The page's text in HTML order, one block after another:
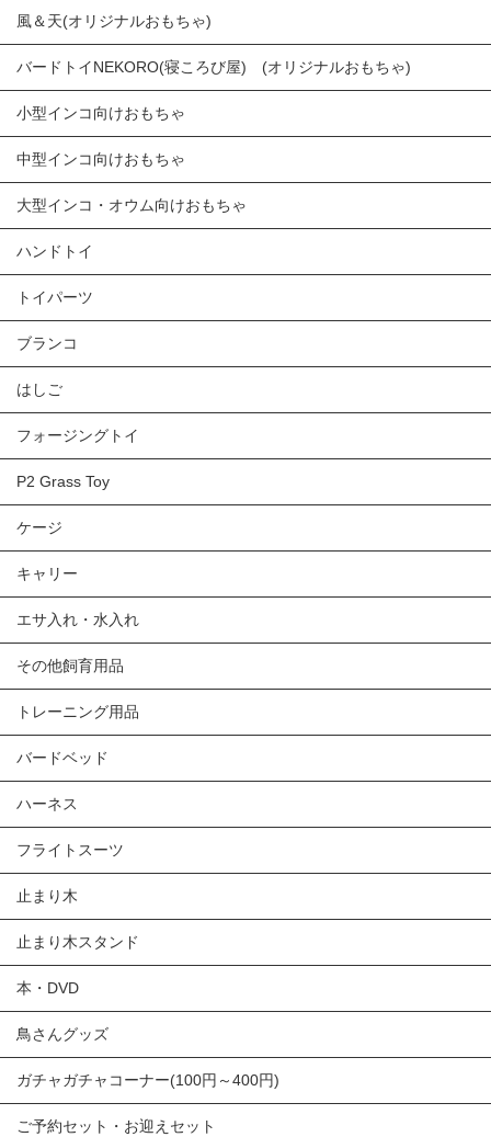
風＆天(オリジナルおもちゃ)
バードトイNEKORO(寝ころび屋) (オリジナルおもちゃ)
小型インコ向けおもちゃ
中型インコ向けおもちゃ
大型インコ・オウム向けおもちゃ
ハンドトイ
トイパーツ
ブランコ
はしご
フォージングトイ
P2 Grass Toy
ケージ
キャリー
エサ入れ・水入れ
その他飼育用品
トレーニング用品
バードベッド
ハーネス
フライトスーツ
止まり木
止まり木スタンド
本・DVD
鳥さんグッズ
ガチャガチャコーナー(100円～400円)
ご予約セット・お迎えセット